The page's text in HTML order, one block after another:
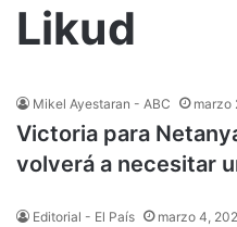
Likud
Mikel Ayestaran - ABC marzo
Victoria para
volverá a necesitar
Editorial - El País marzo 4,